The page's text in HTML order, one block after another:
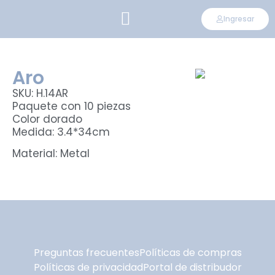
Ingresar
Aro
SKU: H.14AR
Paquete con 10 piezas
Color dorado
Medida: 3.4*34cm
Material: Metal
Preguntas frecuentesPolíticas de compras
Políticas de privacidadPortal de distribudor